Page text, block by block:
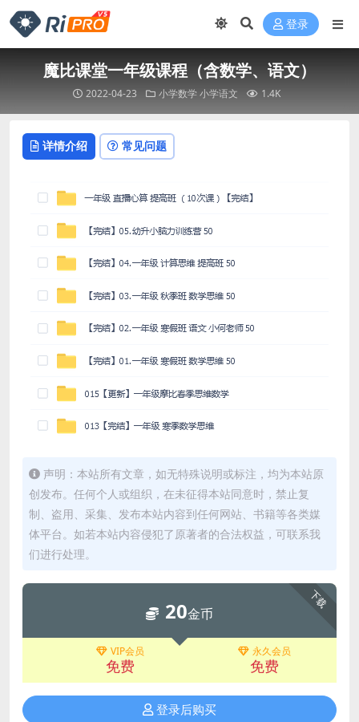
登录
魔比课堂一年级课程（含数学、语文）
2022-04-23 小学数学 小学语文 1.4K
详情介绍 常见问题
声明：本站所有文章，如无特殊说明或标注，均为本站原
创发布。任何个人或组织，在未征得本站同意时，禁止复
制、盗用、采集、发布本站内容到任何网站、书籍等各类媒
体平台。如若本站内容侵犯了原著者的合法权益，可联系我
们进行处理。
下载
20金币
VIP会员
免费
永久会员
免费
登录后购买